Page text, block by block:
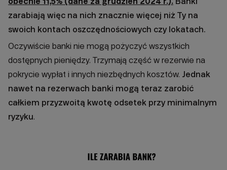
zarabiają więc na nich znacznie więcej niż Ty na
swoich kontach oszczędnościowych czy lokatach.
Oczywiście banki nie mogą pożyczyć wszystkich
dostępnych pieniędzy. Trzymają część w rezerwie na
pokrycie wypłat i innych niezbędnych kosztów. Jednak
nawet na rezerwach banki mogą teraz zarobić
całkiem przyzwoitą kwotę odsetek przy minimalnym
ryzyku.